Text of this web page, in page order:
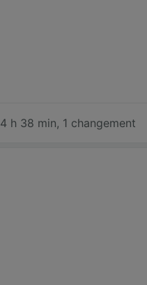
4 h 38 min, 1 changement